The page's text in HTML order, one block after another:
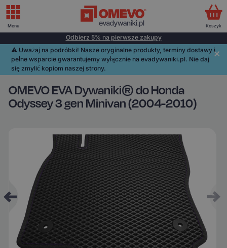
Odbierz 5% na pierwsze zakupy
⚠️️ Uważaj na podróbki! Nasze oryginalne produkty, terminy dostawy i
pełne wsparcie gwarantujemy wyłącznie na evadywaniki.pl. Nie daj
się zmylić kopiom naszej strony.
OMEVO EVA Dywaniki® do Honda
Odyssey 3 gen Minivan (2004-2010)
Menu Koszyk